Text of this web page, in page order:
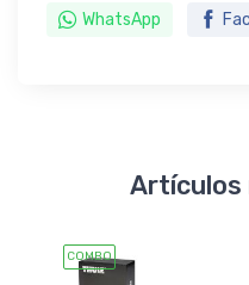
WhatsApp
Artículos
COMBO